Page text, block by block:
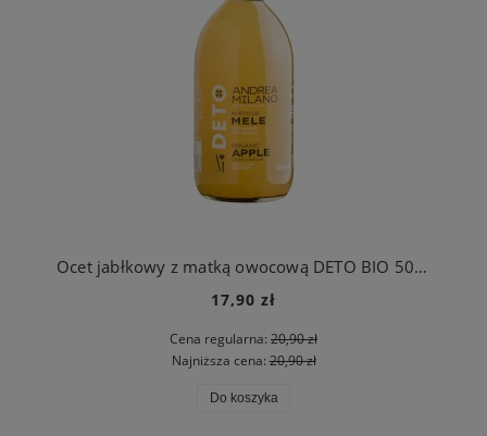
Ocet jabłkowy z matką owocową DETO BIO 500 ml Andrea Milano
17,90 zł
Cena regularna: 20,90 zł
Najniższa cena:20,90 zł
Do koszyka